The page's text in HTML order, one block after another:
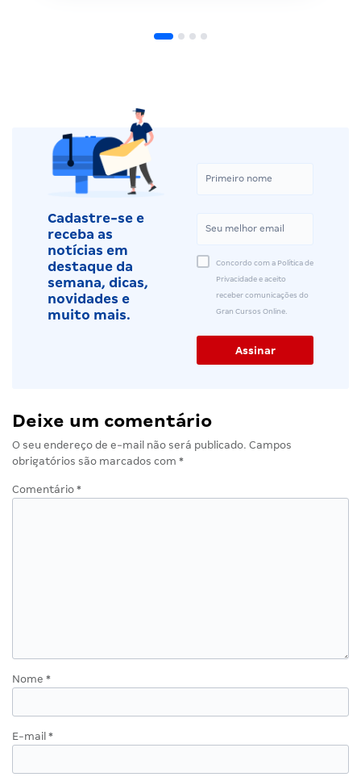
Cadastre-se e
receba as
notícias em
destaque da
semana, dicas,
novidades e
muito mais.
Concordo com a Política de
Privacidade e aceito
receber comunicações do
Gran Cursos Online.
Deixe um comentário
O seu endereço de e-mail não será publicado. Campos
obrigatórios são marcados com *
Comentário *
Nome *
E-mail *